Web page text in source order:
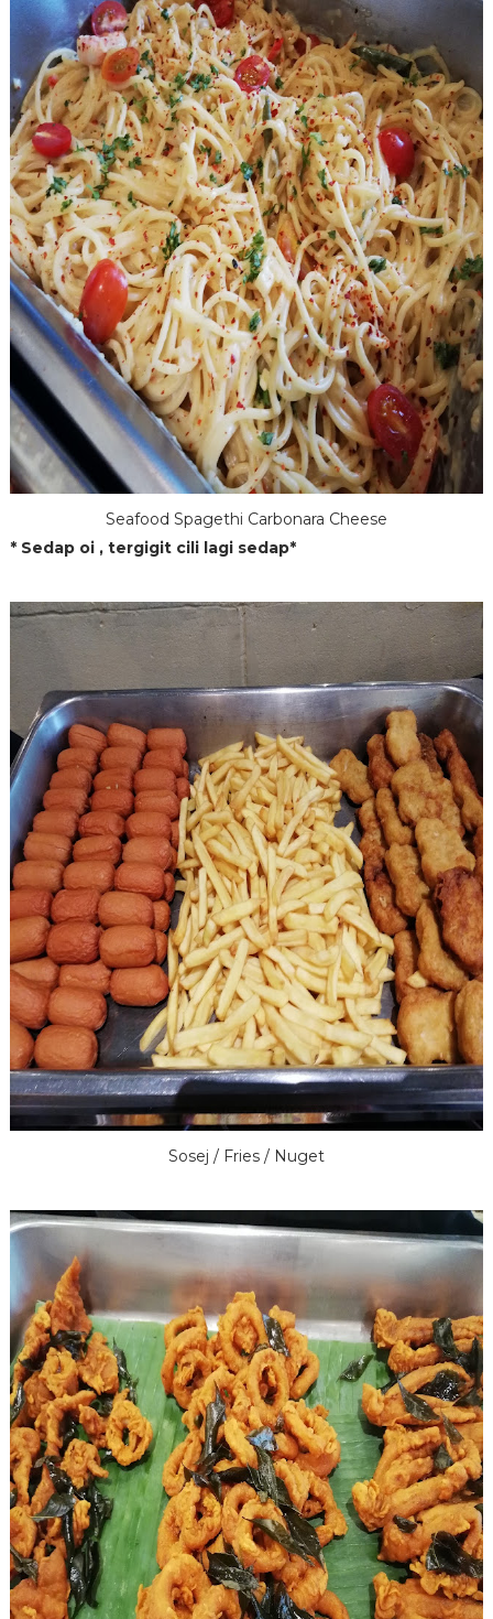
Seafood Spagethi Carbonara Cheese
* Sedap oi , tergigit cili lagi sedap*
Sosej / Fries / Nuget